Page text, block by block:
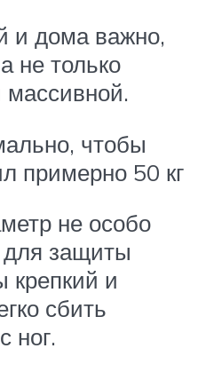
и дома важно,
не только
чтобы
примерно 50 кг
не особо
защиты
крепкий и
сбить
ног.